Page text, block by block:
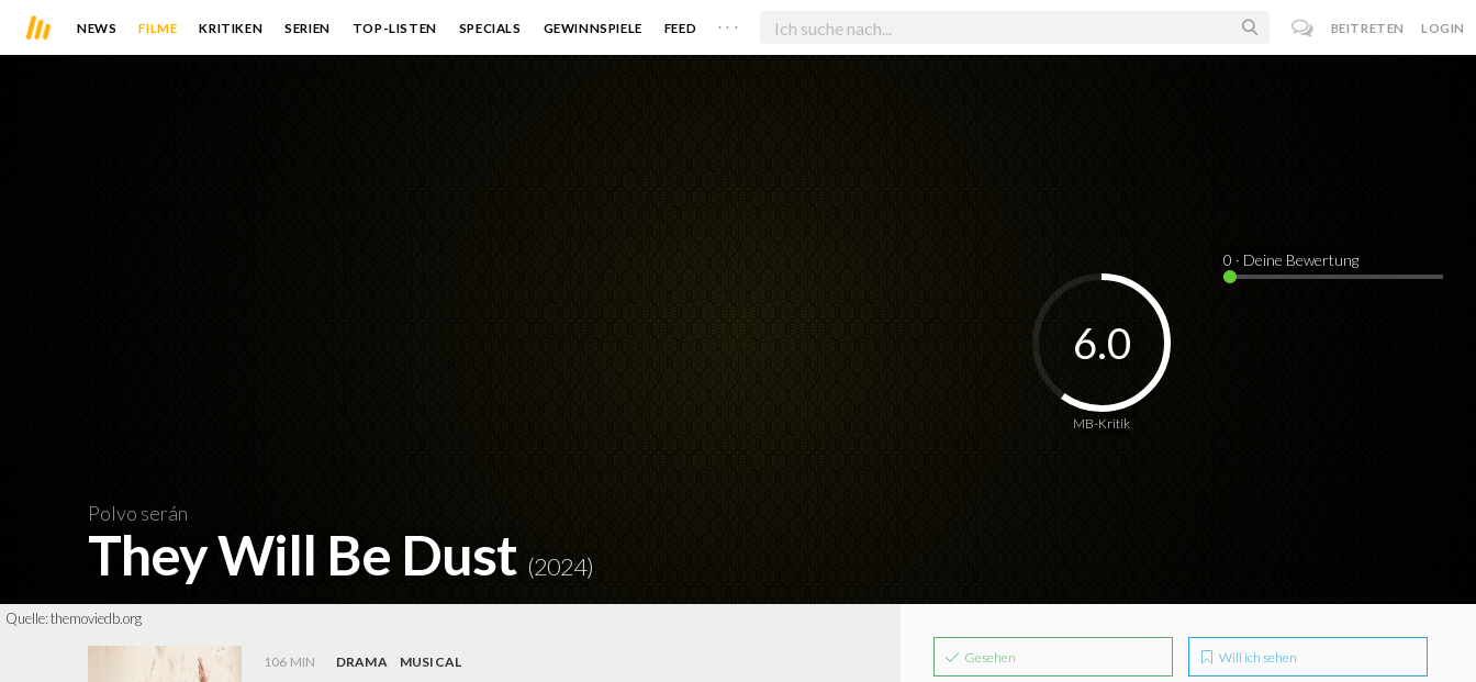
NEWS FILME KRITIKEN SERIEN TOP-LISTEN SPECIALS GEWINNSPIELE FEED . . . BEITRETEN LOGIN
Polvo serán
They Will Be Dust (2024)
MB-Kritik
6.0
0 · Deine Bewertung
Quelle:themoviedb.org
106 MIN DRAMA
MUSICAL
Gesehen Will ich sehen